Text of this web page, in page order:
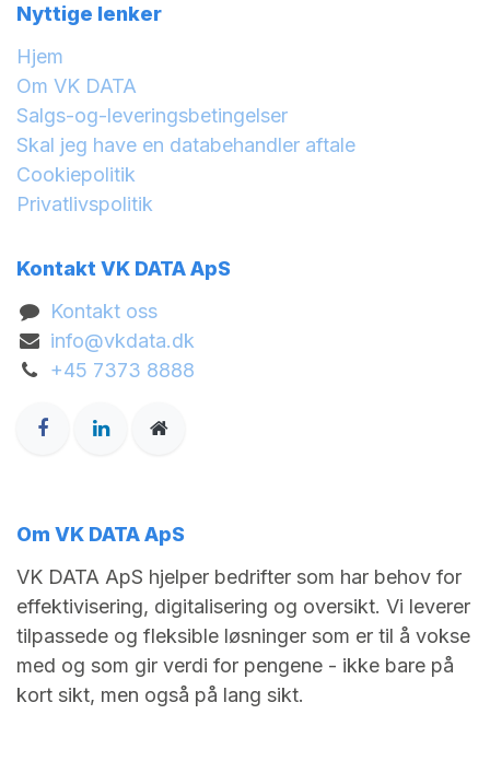
Nyttige lenker
Hjem
Om VK DATA
Salgs-og-leveringsbetingelser
Skal jeg have en databehandler aftale
Cookiepolitik
Privatlivspolitik
Kontakt VK DATA ApS
Kontakt oss
info@vkdata.dk
+45 7373 8888
Om VK DATA ApS
VK DATA ApS hjelper bedrifter som har behov for
effektivisering, digitalisering og oversikt. Vi leverer
tilpassede og fleksible løsninger som er til å vokse
med og som gir verdi for pengene - ikke bare på
kort sikt, men også på lang sikt.